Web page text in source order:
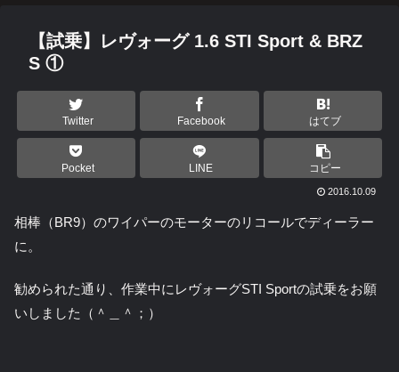
【試乗】レヴォーグ 1.6 STI Sport & BRZ
S ①
Twitter Facebook はてブ
Pocket LINE コピー
2016.10.09
相棒（BR9）のワイパーのモーターのリコールでディーラー
に。
勧められた通り、作業中にレヴォーグSTI Sportの試乗をお願
いしました（＾＿＾；）